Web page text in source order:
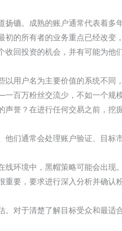
镳。成熟的账户通常代表着多
的所有者的业务重点已经改变
回投资的机会，并有可能为他
用户名为主要价值的系统不同
百万粉丝交流少，不如一个规
誉？在进行任何交易之前，挖
们通常会处理账户验证、目标
环境中，黑帽策略可能会出现
要，要求进行深入分析并确认
对于清楚了解目标受众和最适